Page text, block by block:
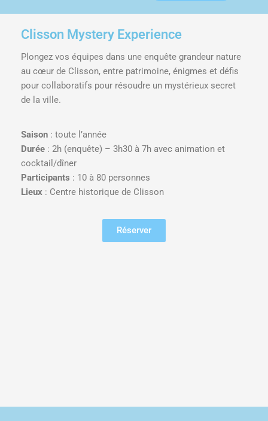
Clisson Mystery Experience
Plongez vos équipes dans une enquête grandeur nature
au cœur de Clisson, entre patrimoine, énigmes et défis
pour collaboratifs pour résoudre un mystérieux secret
de la ville.
Saison : toute l’année
Durée : 2h (enquête) – 3h30 à 7h avec animation et
cocktail/dîner
Participants : 10 à 80 personnes
Lieux : Centre historique de Clisson
Réserver